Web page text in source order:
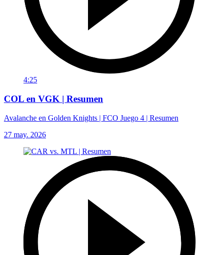
4:25
COL en VGK | Resumen
Avalanche en Golden Knights | FCO Juego 4 | Resumen
27 may. 2026